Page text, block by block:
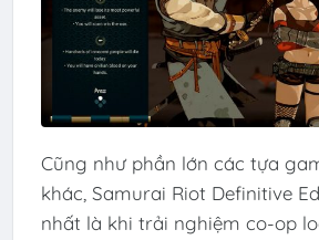
Cũng như phần lớn các tựa
khác, Samurai Riot Definitive
nhất là khi trải nghiệm co-op